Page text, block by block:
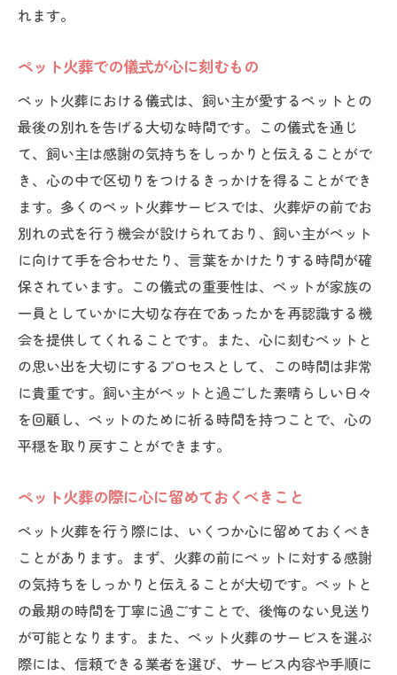
ペット火葬が絆を深める理由とその影響
ペット火葬を通じて絆を再確認するプロセ
ス
ペット火葬で絆を感じるための方法
絆を再確認するためのペット火葬の活用法
ペット火葬後の絆を大切にする考え方
ペット火葬での絆を心に刻むためのステッ
プ
ペット火葬でペットとの最後の時間を特別なも
のにする
ペット火葬で特別な時間を作るための工夫
ペット火葬で最後の時間を大切にする方法
ペット火葬を通じて特別な記憶を作る
最後の時間を特別なものにするためのペッ
ペット火葬での特別な時間を心に残すため
に
ペット火葬を最期の時間に活かすヒント
れます。
ペット火葬での儀式が心に刻むもの
ペット火葬における儀式は、飼い主が愛するペットとの
最後の別れを告げる大切な時間です。この儀式を通じ
て、飼い主は感謝の気持ちをしっかりと伝えることがで
き、心の中で区切りをつけるきっかけを得ることができ
ます。多くのペット火葬サービスでは、火葬炉の前でお
別れの式を行う機会が設けられており、飼い主がペット
に向けて手を合わせたり、言葉をかけたりする時間が確
保されています。この儀式の重要性は、ペットが家族の
一員としていかに大切な存在であったかを再認識する機
会を提供してくれることです。また、心に刻むペットと
の思い出を大切にするプロセスとして、この時間は非常
に貴重です。飼い主がペットと過ごした素晴らしい日々
を回顧し、ペットのために祈る時間を持つことで、心の
平穏を取り戻すことができます。
ペット火葬の際に心に留めておくべきこと
ペット火葬を行う際には、いくつか心に留めておくべき
ことがあります。まず、火葬の前にペットに対する感謝
の気持ちをしっかりと伝えることが大切です。ペットと
の最期の時間を丁寧に過ごすことで、後悔のない見送り
が可能となります。また、ペット火葬のサービスを選ぶ
際には、信頼できる業者を選び、サービス内容や手順に